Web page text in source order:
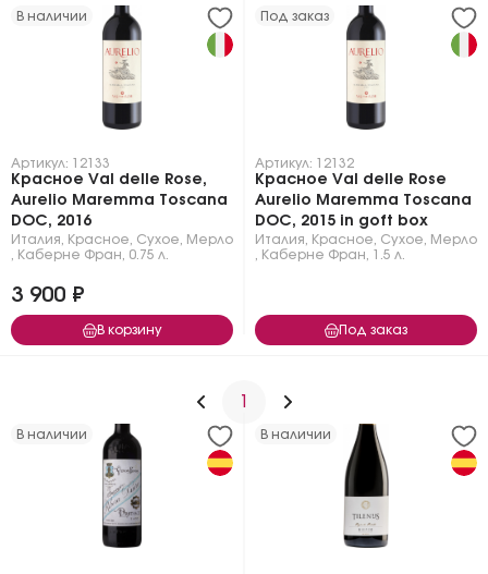
В наличии
Артикул: 12133
Красное Val delle Rose,
Aurelio Maremma Toscana
DOC, 2016
Италия Красное Сухое
Мерло
Каберне Фран 0.75 л.
3 900 ₽
В корзину
Под заказ
Артикул: 12132
Красное Val delle Rose
Aurelio Maremma Toscana
DOC, 2015 in goft box
Италия Красное Сухое
Мерло
Каберне Фран 1.5 л.
Под заказ
1
В наличии В наличии